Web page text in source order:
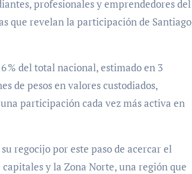
profesionales y emprendedores del
que revelan la participación de Santiago
% del total nacional, estimado en 3
de pesos en valores custodiados,
participación cada vez más activa en
regocijo por este paso de acercar el
y la Zona Norte, una región que